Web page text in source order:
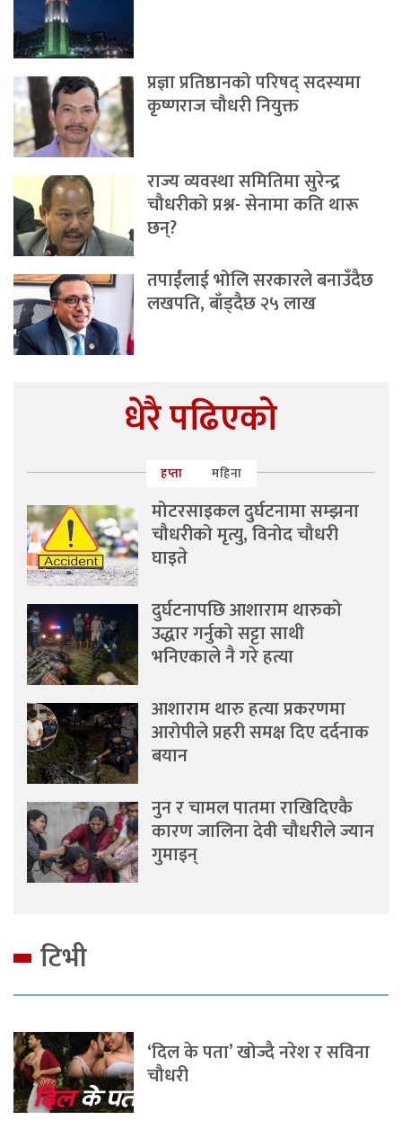
प्रज्ञा प्रतिष्ठानको परिषद् सदस्यमा
कृष्णराज चौधरी नियुक्त
राज्य व्यवस्था समितिमा सुरेन्द्र
चौधरीको प्रश्न- सेनामा कति थारू
छन्?
तपाईंलाई भोलि सरकारले बनाउँदैछ
लखपति, बाँड्दैछ २५ लाख
धेरै पढिएको
हप्ता महिना
मोटरसाइकल दुर्घटनामा सम्झना
चौधरीको मृत्यु, विनोद चौधरी
घाइते
दुर्घटनापछि आशाराम थारुको
उद्धार गर्नुको सट्टा साथी
भनिएकाले नै गरे हत्या
आशाराम थारु हत्या प्रकरणमा
आरोपीले प्रहरी समक्ष दिए दर्दनाक
बयान
नुन र चामल पातमा राखिदिएकै
कारण जालिना देवी चौधरीले ज्यान
गुमाइन्
टिभी
‘दिल के पता’ खोज्दै नरेश र सविना
चौधरी